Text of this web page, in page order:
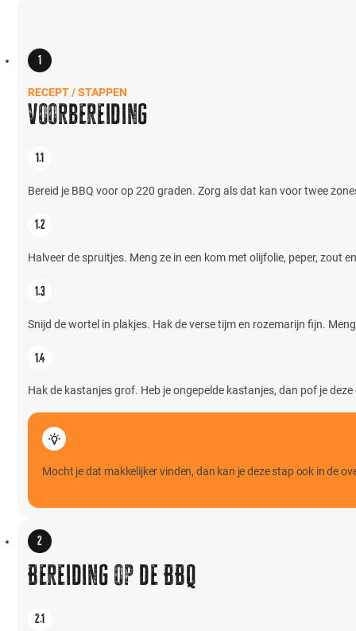
RECEPT / STAPPEN
Voorbereiding
Bereid je BBQ voor op 220 graden. Zorg als dat kan voor twee
Halveer de spruitjes. Meng ze in een kom met olijfolie, peper, zout
Snijd de wortel in plakjes. Hak de verse tijm en rozemarijn fijn.
Hak de kastanjes grof. Heb je ongepelde kastanjes, dan pof je
Mocht je dat makkelijker vinden, dan kan je deze stap ook in de
Bereiding op de BBQ